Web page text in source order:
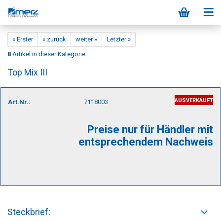
« Erster « zurück weiter »
Letzter »
8 Artikel in dieser Kategorie
Top Mix III
AUSVERKAUFT
Art.Nr.: 7118003
Preise nur für Händler mit
entsprechendem Nachweis
Steckbrief: